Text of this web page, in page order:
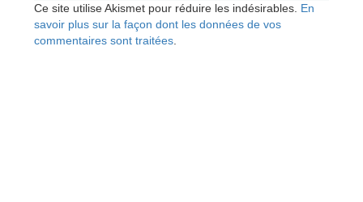
Ce site utilise Akismet pour réduire les indésirables. En
savoir plus sur la façon dont les données de vos
commentaires sont traitées